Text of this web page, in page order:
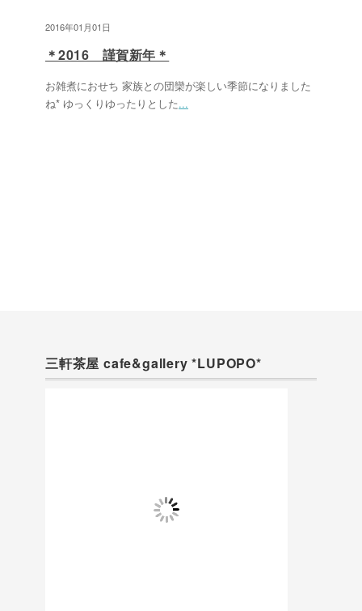
2016年01月01日
＊2016 謹賀新年＊
お雑煮におせち 家族との団欒が楽しい季節になりました
ね* ゆっくりゆったりとした...
三軒茶屋 cafe&gallery *LUPOPO*